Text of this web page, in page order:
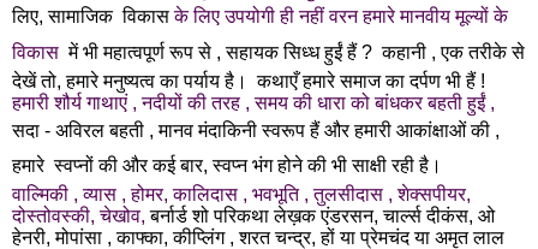
लिए, सामाजिक विकासके लिए उपयोगी ही नहीं वरन हमारे मानवीय मूल्यों के
विकास में भी महात्वपूर्ण रूप से , सहायक सिध्ध हुईं हैं ? कहानी , एक तरीके से
देखें तो, हमारे मनुष्यत्व का पर्याय है।
कथाएँ हमारे समाज का दर्पण भी हैं !
हमारी शौर्य गाथाएं , नदीयों की तरह , समय की धारा को बांधकर बहती हुईं ,
सदा - अविरल बहती , मानव मंदाकिनी स्वरूप हैं और हमारी आकांक्षाओं की ,
हमारे स्वप्नों की और कई बार, स्वप्न भंग होने की भी साक्षी रही है।
वाल्मिकी , व्यास , होमर, कालिदास , भवभूति , तुलसीदास , शेक्सपीयर,
दोस्तोवस्की, चेखोव,बर्नार्ड शो परिकथा लेख़क एंडरसन, चार्ल्स दीकंस, ओ
हेनरी, मोपांसा , काफ्का, कीप्लिंग ,शरत चन्द्र, हों या प्रेमचंद या अमृत लाल